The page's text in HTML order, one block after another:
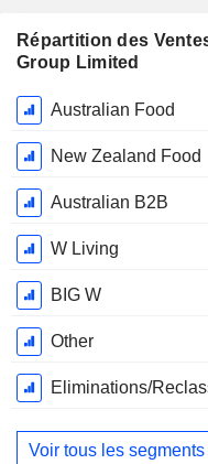
Répartition des
Group Limited
Période
Fiscale:
Juin
Australian Food
New Zealand Food
Australian B2B
W Living
BIG W
Other
Eliminations/
Voir tous les